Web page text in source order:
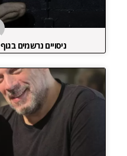
ניסויים נרשמים